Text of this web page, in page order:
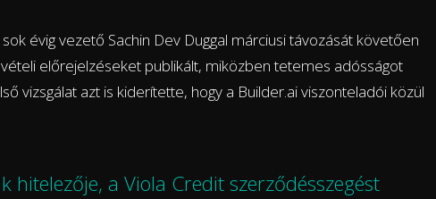
évig vezető Sachin Dev Duggal márciusi távozását követően
előrejelzéseket publikált, miközben tetemes adósságot
vizsgálat azt is kiderítette, hogy a Builder.ai viszonteladói közül
hitelezője, a Viola Credit szerződésszegést